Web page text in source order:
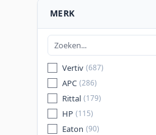
MERK
Vertiv (687)
APC (286)
Rittal (179)
HP (115)
Eaton (90)